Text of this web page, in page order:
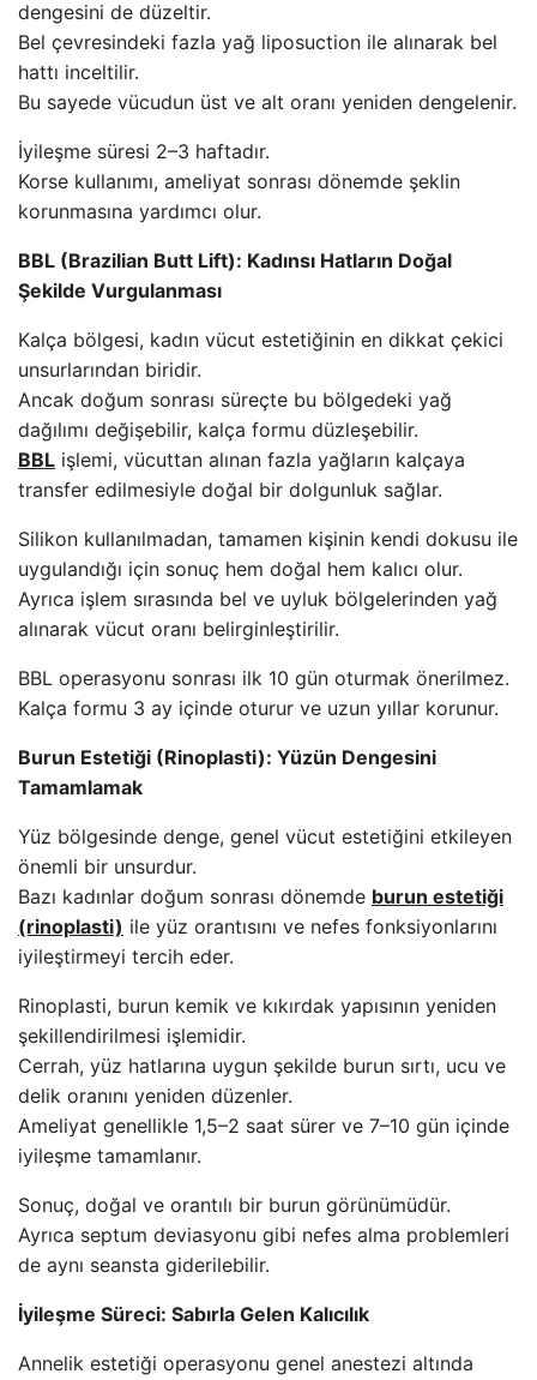
dengesini de düzeltir.
Bel çevresindeki fazla yağ liposuction ile alınarak bel
hattı inceltilir.
Bu sayede vücudun üst ve alt oranı yeniden dengelenir.
İyileşme süresi 2–3 haftadır.
Korse kullanımı, ameliyat sonrası dönemde şeklin
korunmasına yardımcı olur.
BBL (Brazilian Butt Lift): Kadınsı Hatların Doğal
Şekilde Vurgulanması
Kalça bölgesi, kadın vücut estetiğinin en dikkat çekici
unsurlarından biridir.
Ancak doğum sonrası süreçte bu bölgedeki yağ
dağılımı değişebilir, kalça formu düzleşebilir.
BBL işlemi, vücuttan alınan fazla yağların kalçaya
transfer edilmesiyle doğal bir dolgunluk sağlar.
Silikon kullanılmadan, tamamen kişinin kendi dokusu ile
uygulandığı için sonuç hem doğal hem kalıcı olur.
Ayrıca işlem sırasında bel ve uyluk bölgelerinden yağ
alınarak vücut oranı belirginleştirilir.
BBL operasyonu sonrası ilk 10 gün oturmak önerilmez.
Kalça formu 3 ay içinde oturur ve uzun yıllar korunur.
Burun Estetiği (Rinoplasti): Yüzün Dengesini
Tamamlamak
Yüz bölgesinde denge, genel vücut estetiğini etkileyen
önemli bir unsurdur.
Bazı kadınlar doğum sonrası dönemde burun estetiği
(rinoplasti) ile yüz orantısını ve nefes fonksiyonlarını
iyileştirmeyi tercih eder.
Rinoplasti, burun kemik ve kıkırdak yapısının yeniden
şekillendirilmesi işlemidir.
Cerrah, yüz hatlarına uygun şekilde burun sırtı, ucu ve
delik oranını yeniden düzenler.
Ameliyat genellikle 1,5–2 saat sürer ve 7–10 gün içinde
iyileşme tamamlanır.
Sonuç, doğal ve orantılı bir burun görünümüdür.
Ayrıca septum deviasyonu gibi nefes alma problemleri
de aynı seansta giderilebilir.
İyileşme Süreci: Sabırla Gelen Kalıcılık
Annelik estetiği operasyonu genel anestezi altında